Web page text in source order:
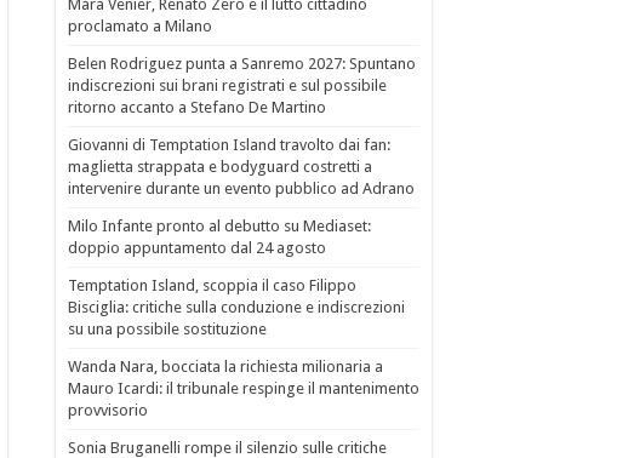
Mara Venier, Renato Zero e il lutto cittadino
proclamato a Milano
Belen Rodriguez punta a Sanremo 2027: Spuntano
indiscrezioni sui brani registrati e sul possibile
ritorno accanto a Stefano De Martino
Giovanni di Temptation Island travolto dai fan:
maglietta strappata e bodyguard costretti a
intervenire durante un evento pubblico ad Adrano
Milo Infante pronto al debutto su Mediaset:
doppio appuntamento dal 24 agosto
Temptation Island, scoppia il caso Filippo
Bisciglia: critiche sulla conduzione e indiscrezioni
su una possibile sostituzione
Wanda Nara, bocciata la richiesta milionaria a
Mauro Icardi: il tribunale respinge il mantenimento
provvisorio
Sonia Bruganelli rompe il silenzio sulle critiche